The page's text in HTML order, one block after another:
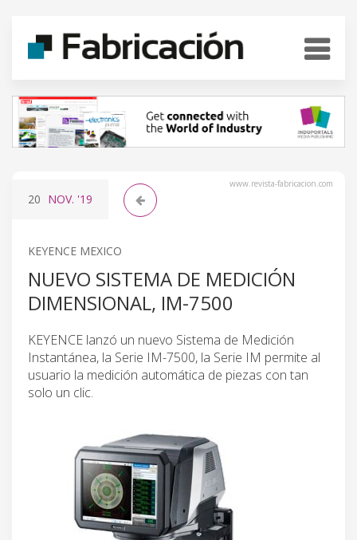
www.revista-fabricacion.com
20 NOV. '19
KEYENCE MEXICO
NUEVO SISTEMA DE MEDICIÓN
DIMENSIONAL, IM-7500
KEYENCE lanzó un nuevo Sistema de Medición
Instantánea, la Serie IM-7500, la Serie IM permite al
usuario la medición automática de piezas con tan
solo un clic.